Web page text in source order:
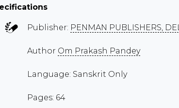
Publisher: PENMAN PUBLISHERS,
Author Om Prakash Pandey
Language: Sanskrit Only
Pages: 64